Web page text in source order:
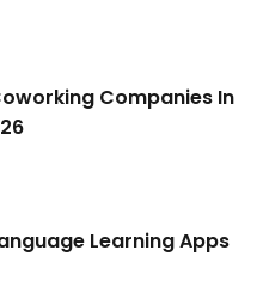
Companies In
Learning Apps